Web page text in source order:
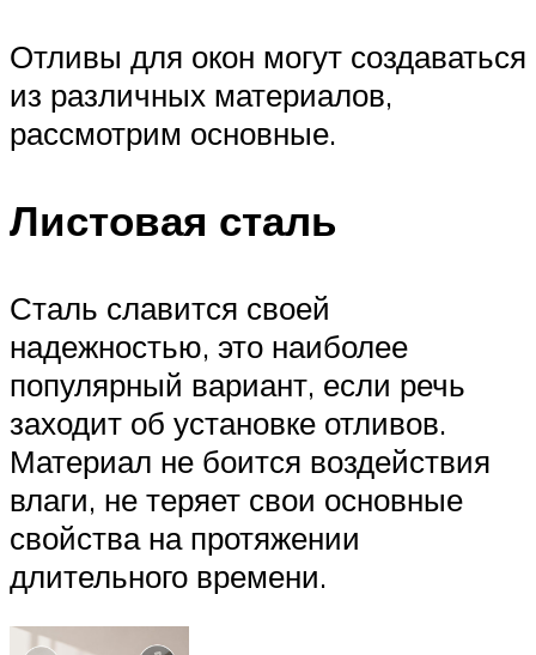
Отливы для окон могут создаваться
из различных материалов,
рассмотрим основные.
Листовая сталь
Сталь славится своей
надежностью, это наиболее
популярный вариант, если речь
заходит об установке отливов.
Материал не боится воздействия
влаги, не теряет свои основные
свойства на протяжении
длительного времени.